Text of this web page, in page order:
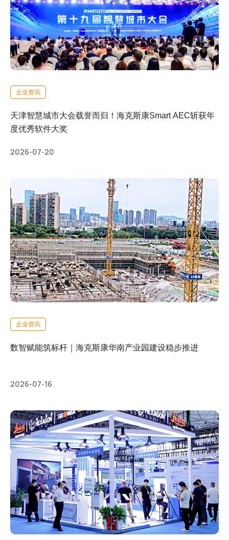
企业资讯
天津智慧城市大会载誉而归！海克斯康Smart AEC斩获年
度优秀软件大奖
2026-07-20
企业资讯
数智赋能筑标杆｜海克斯康华南产业园建设稳步推进
2026-07-16